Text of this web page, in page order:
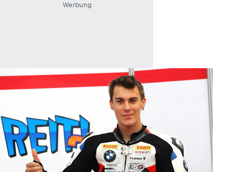
Werbung